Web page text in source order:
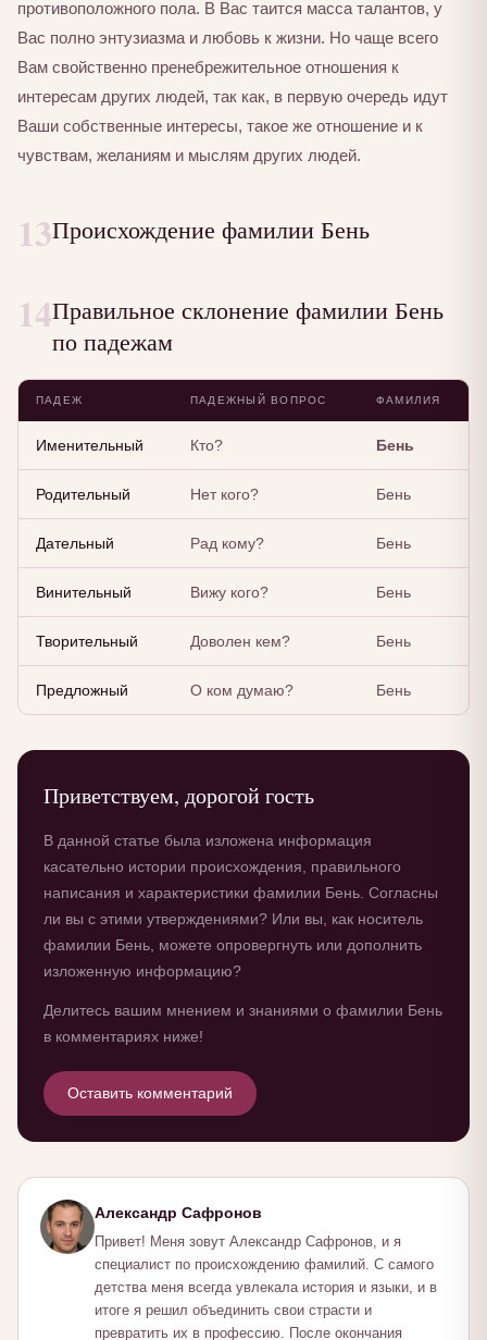
противоположного пола. В Вас таится масса талантов, у
Вас полно энтузиазма и любовь к жизни. Но чаще всего
Вам свойственно пренебрежительное отношения к
интересам других людей, так как, в первую очередь идут
Ваши собственные интересы, такое же отношение и к
чувствам, желаниям и мыслям других людей.
13Происхождение фамилии Бень
14Правильное склонение фамилии Бень
по падежам
ПАДЕЖ ПАДЕЖНЫЙ ВОПРОС ФАМИЛИЯ
Именительный Кто? Бень
Родительный Нет кого? Бень
Дательный Рад кому? Бень
Винительный Вижу кого? Бень
Творительный Доволен кем? Бень
Предложный О ком думаю? Бень
Приветствуем, дорогой гость
В данной статье была изложена информация
касательно истории происхождения, правильного
написания и характеристики фамилии Бень. Согласны
ли вы с этими утверждениями? Или вы, как носитель
фамилии Бень, можете опровергнуть или дополнить
изложенную информацию?
Делитесь вашим мнением и знаниями о фамилии Бень
в комментариях ниже!
Оставить комментарий
Александр Сафронов
Привет! Меня зовут Александр Сафронов, и я
специалист по происхождению фамилий. С самого
детства меня всегда увлекала история и языки, и в
итоге я решил объединить свои страсти и
превратить их в профессию. После окончания